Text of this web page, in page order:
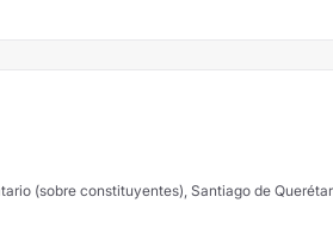
(sobre constituyentes), Santiago de